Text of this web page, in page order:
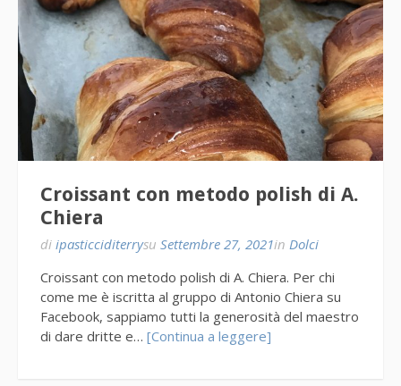
Croissant con metodo polish di A.
Chiera
di ipasticciditerrysu Settembre 27, 2021in Dolci
Croissant con metodo polish di A. Chiera. Per chi
come me è iscritta al gruppo di Antonio Chiera su
Facebook, sappiamo tutti la generosità del maestro
di dare dritte e… [Continua a leggere]